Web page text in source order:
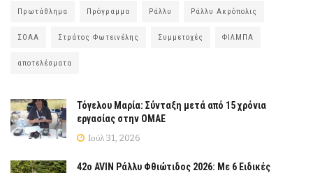
Πρωτάθλημα Πρόγραμμα Ράλλυ Ράλλυ Ακρόπολις
ΣΟΑΑ Στράτος Φωτεινέλης Συμμετοχές ΦΙΛΜΠΑ
αποτελέσματα
Τόγελου Μαρία: Σύνταξη μετά από 15 χρόνια
εργασίας στην ΟΜΑΕ
Ιούλ 31, 2026
42ο AVIN Ράλλυ Φθιώτιδος 2026: Με 6 Ειδικές